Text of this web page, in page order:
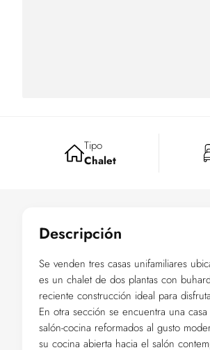
Tipo
Chalet
Descripción
Se venden tres casas unifamiliares
es un chalet de dos plantas con
reciente construcción ideal para
En otra sección se encuentra una
salón-cocina reformados al gusto
su cocina abierta hacia el salón